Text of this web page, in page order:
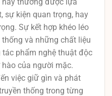
sự kiện quan trọng, hay
Sự kết hợp khéo léo
và những chất liệu
phẩm nghệ thuật độc
của người mặc.
việc giữ gìn và phát
thống trong từng